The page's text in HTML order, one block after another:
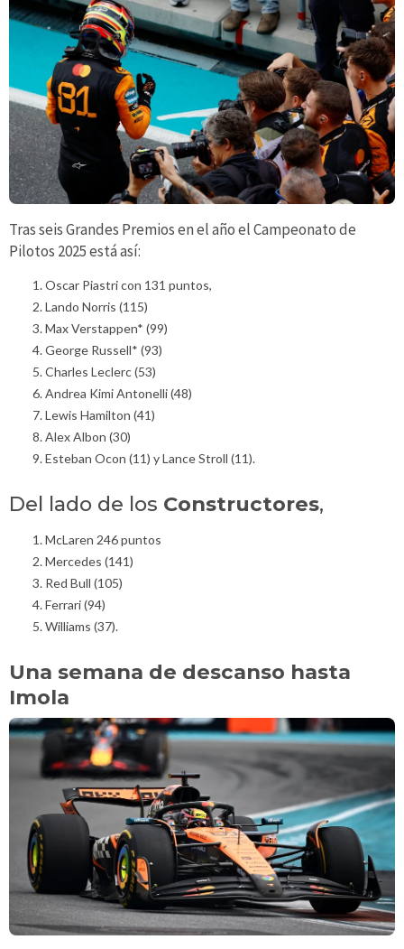
Tras seis Grandes Premios en el año el Campeonato de
Pilotos 2025 está así:
Oscar Piastri con 131 puntos,
Lando Norris (115)
Max Verstappen* (99)
George Russell* (93)
Charles Leclerc (53)
Andrea Kimi Antonelli (48)
Lewis Hamilton (41)
Alex Albon (30)
Esteban Ocon (11) y Lance Stroll (11).
Del lado de los Constructores,
McLaren 246 puntos
Mercedes (141)
Red Bull (105)
Ferrari (94)
Williams (37).
Una semana de descanso hasta
Imola